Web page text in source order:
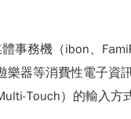
事務機（ibon、
樂器等消費性電子資
Touch）的輸入方